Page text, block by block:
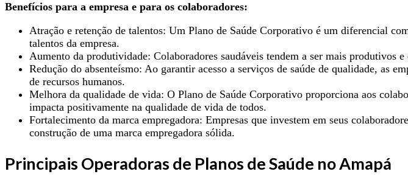
Benefícios para a empresa e para os colaboradores:
Atração e retenção de talentos: Um Plano de Saúde Corporativo é um diferencial
talentos da empresa.
Aumento da produtividade: Colaboradores saudáveis tendem a ser mais produtivos
Redução do absenteísmo: Ao garantir acesso a serviços de saúde de qualidade, as
de recursos humanos.
Melhora da qualidade de vida: O Plano de Saúde Corporativo proporciona aos
impacta positivamente na qualidade de vida de todos.
Fortalecimento da marca empregadora: Empresas que investem em seus
construção de uma marca empregadora sólida.
Principais Operadoras de Planos de Saúde no Amapá